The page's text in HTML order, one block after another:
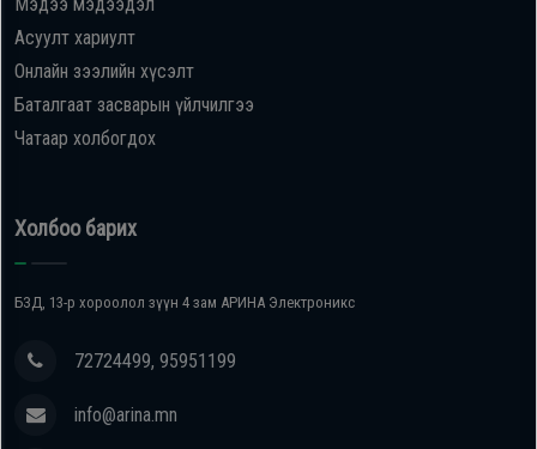
Асуулт хариулт
Онлайн зээлийн хүсэлт
Баталгаат засварын үйлчилгээ
Чатаар холбогдох
Холбоо барих
БЗД, 13-р хороолол зүүн 4 зам АРИНА Электроникс
72724499, 95951199
info@arina.mn